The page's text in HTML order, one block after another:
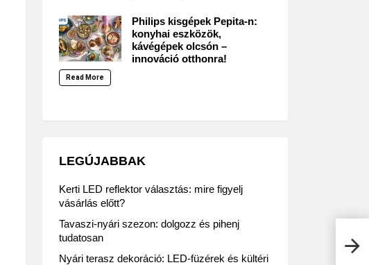
A
Philips kisgépek Pepita-n:
konyhai eszközök,
kávégépek olcsón –
innováció otthonra!
Read More
LEGÚJABBAK
Kerti LED reflektor választás: mire figyelj
vásárlás előtt?
Tavaszi-nyári szezon: dolgozz és pihenj
tudatosan
Nyári terasz dekoráció: LED-füzérek és kültéri